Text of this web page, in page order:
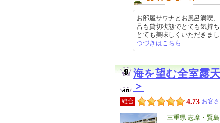
お部屋サウナとお風呂満喫
呂も貸切状態でとても気持
とても美味しくいただきま
つづきはこちら
海を望む全室露
＞
総合 4.73 お客
エ
三重県 志摩・賢島